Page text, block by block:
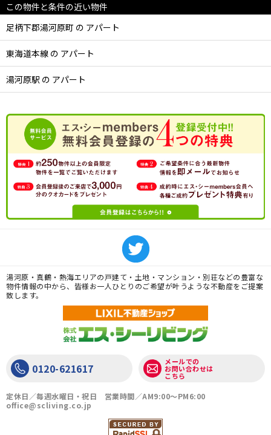
この物件と条件の近い物件
足柄下郡湯河原町 の アパート
東海道本線 の アパート
湯河原駅 の アパート
湯河原・真鶴・熱海エリアの戸建て・土地・マンション・別荘などの豊富な
物件情報の中から、皆様お一人ひとりのご希望が叶うような不動産をご提案
致します。
0120-621617 メールでの
お問い合わせは
こちら
定休日／毎週水曜日・祝日 営業時間／AM9:00〜PM6:00
office@scliving.co.jp